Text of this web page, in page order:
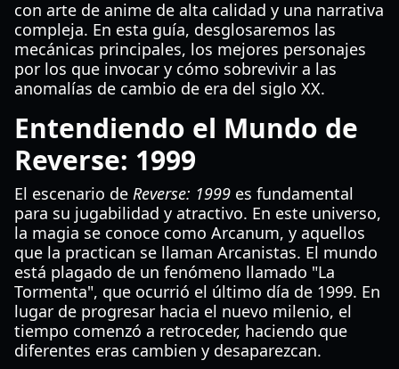
con arte de anime de alta calidad y una narrativa
compleja. En esta guía, desglosaremos las
mecánicas principales, los mejores personajes
por los que invocar y cómo sobrevivir a las
anomalías de cambio de era del siglo XX.
Entendiendo el Mundo de
Reverse: 1999
El escenario de Reverse: 1999 es fundamental
para su jugabilidad y atractivo. En este universo,
la magia se conoce como Arcanum, y aquellos
que la practican se llaman Arcanistas. El mundo
está plagado de un fenómeno llamado "La
Tormenta", que ocurrió el último día de 1999. En
lugar de progresar hacia el nuevo milenio, el
tiempo comenzó a retroceder, haciendo que
diferentes eras cambien y desaparezcan.